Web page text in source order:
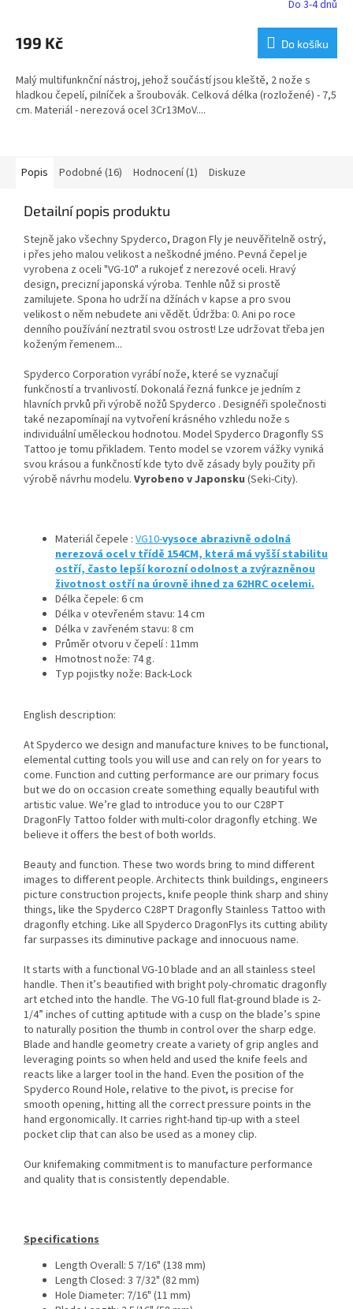
Do 3-4 dnů
199 Kč Do košíku
Malý multifunknční nástroj, jehož součástí jsou kleště, 2 nože s
hladkou čepelí, pilníček a šroubovák. Celková délka (rozložené) - 7,5
cm. Materiál - nerezová ocel 3Cr13MoV....
Popis Podobné (16) Hodnocení (1) Diskuze
Detailní popis produktu
Stejně jako všechny Spyderco, Dragon Fly je neuvěřitelně ostrý,
i přes jeho malou velikost a neškodné jméno. Pevná čepel je
vyrobena z oceli "VG-10" a rukojeť z nerezové oceli. Hravý
design, precizní japonská výroba. Tenhle nůž si prostě
zamilujete. Spona ho udrží na džínách v kapse a pro svou
velikost o něm nebudete ani vědět. Údržba: 0. Ani po roce
denního používání neztratil svou ostrost! Lze udržovat třeba jen
koženým řemenem...
Spyderco Corporation vyrábí nože, které se vyznačují
funkčností a trvanlivostí. Dokonalá řezná funkce je jedním z
hlavních prvků při výrobě nožů Spyderco . Designéři společnosti
také nezapomínají na vytvoření krásného vzhledu nože s
individuální uměleckou hodnotou. Model Spyderco Dragonfly SS
Tattoo je tomu přikladem. Tento model se vzorem vážky vyniká
svou krásou a funkčností kde tyto dvě zásady byly použity při
výrobě návrhu modelu. Vyrobeno v Japonsku (Seki-City).
Materiál čepele : VG10-vysoce abrazivně odolná
nerezová ocel v třídě 154CM, která má vyšší stabilitu
ostří, často lepší korozní odolnost a zvýrazněnou
životnost ostří na úrovně ihned za 62HRC ocelemi.
Délka čepele: 6 cm
Délka v otevřeném stavu: 14 cm
Délka v zavřeném stavu: 8 cm
Průměr otvoru v čepelí : 11mm
Hmotnost nože: 74 g.
Typ pojistky nože: Back-Lock
English description:
At Spyderco we design and manufacture knives to be functional,
elemental cutting tools you will use and can rely on for years to
come. Function and cutting performance are our primary focus
but we do on occasion create something equally beautiful with
artistic value. We’re glad to introduce you to our C28PT
DragonFly Tattoo folder with multi-color dragonfly etching. We
believe it offers the best of both worlds.
Beauty and function. These two words bring to mind different
images to different people. Architects think buildings, engineers
picture construction projects, knife people think sharp and shiny
things, like the Spyderco C28PT Dragonfly Stainless Tattoo with
dragonfly etching. Like all Spyderco DragonFlys its cutting ability
far surpasses its diminutive package and innocuous name.
It starts with a functional VG-10 blade and an all stainless steel
handle. Then it’s beautified with bright poly-chromatic dragonfly
art etched into the handle. The VG-10 full flat-ground blade is 2-
1/4” inches of cutting aptitude with a cusp on the blade’s spine
to naturally position the thumb in control over the sharp edge.
Blade and handle geometry create a variety of grip angles and
leveraging points so when held and used the knife feels and
reacts like a larger tool in the hand. Even the position of the
Spyderco Round Hole, relative to the pivot, is precise for
smooth opening, hitting all the correct pressure points in the
hand ergonomically. It carries right-hand tip-up with a steel
pocket clip that can also be used as a money clip.
Our knifemaking commitment is to manufacture performance
and quality that is consistently dependable.
Specifications
Length Overall: 5 7/16" (138 mm)
Length Closed: 3 7/32" (82 mm)
Hole Diameter: 7/16" (11 mm)